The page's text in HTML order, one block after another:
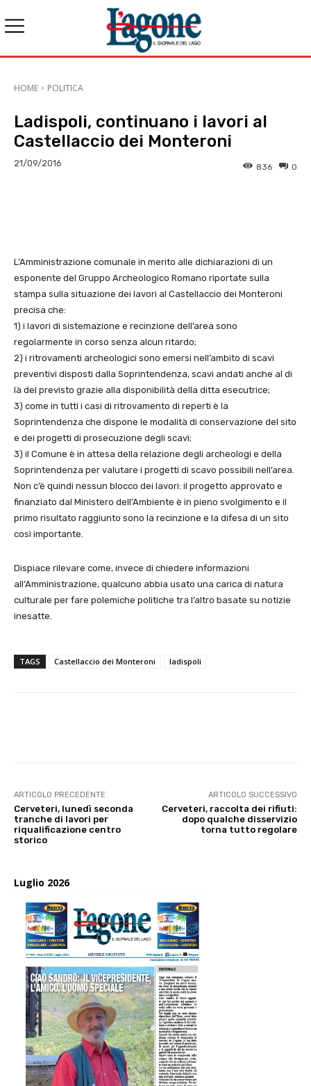
HOME POLITICA
Ladispoli, continuano i lavori al
Castellaccio dei Monteroni
21/09/2016 0
836
L’Amministrazione comunale in merito alle dichiarazioni di un
esponente del Gruppo Archeologico Romano riportate ‎sulla
stampa sulla situazione dei lavori al Castellaccio dei Monteroni
precisa che:
1) i lavori di sistemazione e recinzione dell’area sono
regolarmente in corso‎ senza alcun ritardo;
2) i ritrovamenti archeologici sono emersi nell’ambito di scavi
preventivi disposti dalla Soprintendenza, scavi andati anche al di
là del previsto grazie alla disponibilità della ditta esecutrice;
3) come in tutti i casi di ritrovamento‎ di reperti è la
Soprintendenza che dispone le modalità di conservazione del sito
e dei progetti di prosecuzione degli scavi;
3) il Comune è in attesa della relazione degli archeologi e della
Soprintendenza per valutare i progetti di scavo possibili nell’area.
Non c’è quindi nessun blocco dei lavori: il progetto approvato e
finanziato dal Ministero dell’Ambiente è in pieno svolgimento e il
primo risultato raggiunto sono la recinzione e la difesa di un sito
così importante.
Dispiace rilevare come, invece di chiedere informazioni
all’Amministrazione, qualcuno abbia usato una carica di natura
culturale per fare polemiche politiche tra l’altro basate su notizie
inesatte.
TAGS Castellaccio dei Monteroni ladispoli
ARTICOLO PRECEDENTE
Cerveteri, lunedì seconda
tranche di lavori per
riqualificazione centro
storico
ARTICOLO SUCCESSIVO
Cerveteri, raccolta dei rifiuti:
dopo qualche disservizio
torna tutto regolare
Luglio 2026